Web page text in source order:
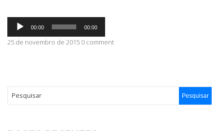
CONTATO
Tocador
áudio
00:00 00:00
25 de novembro de 2015 0 comment